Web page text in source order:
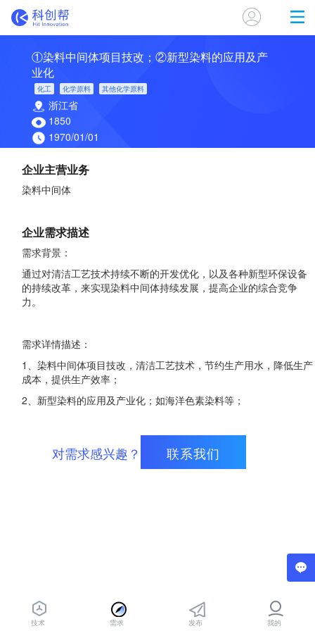
①染料中间体项目技改；②新型染料的应用及产
业化
化工 化学原料 其他化学原料
浙江省
1850
1970/01/01
企业主营业务
染料中间体
企业需求描述
需求背景：
通过对清洁工艺技术持续不断的开发优化，以及各种新型环保设备
的持续改革，来实现染料中间体持续发展，提高企业的综合竞争
力。
需求详情描述：
1、染料中间体项目技改，清洁工艺技术，节约生产用水，降低生产
成本，提供生产效率；
2、新型染料的应用及产业化；如海洋色素染料等；
对需求感兴趣？ 联系我们
技术 需求 发布 我的